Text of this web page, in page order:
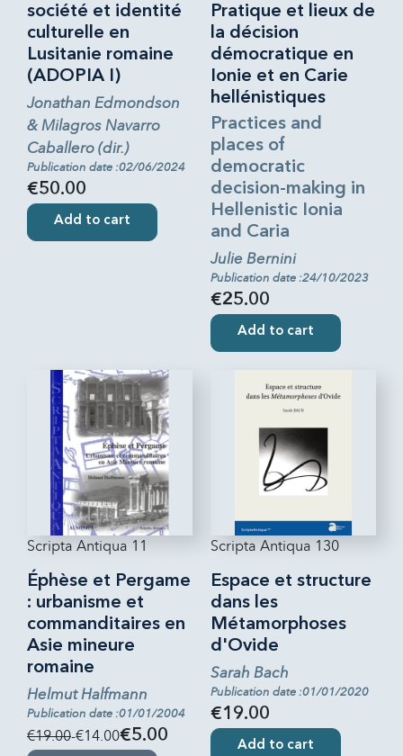
société et identité
culturelle en
Lusitanie romaine
(ADOPIA I)
Jonathan Edmondson
& Milagros Navarro
Caballero (dir.)
Publication date :02/06/2024
€50.00
Add to cart
Pratique et lieux de
la décision
démocratique en
Ionie et en Carie
hellénistiques
Practices and
places of
democratic
decision-making in
Hellenistic Ionia
and Caria
Julie Bernini
Publication date :24/10/2023
€25.00
Add to cart
Scripta Antiqua 11
Éphèse et Pergame
: urbanisme et
commanditaires en
Asie mineure
romaine
Helmut Halfmann
Publication date :01/01/2004
€19.00-€14.00€5.00
Scripta Antiqua 130
Espace et structure
dans les
Métamorphoses
d'Ovide
Sarah Bach
Publication date :01/01/2020
€19.00
Add to cart